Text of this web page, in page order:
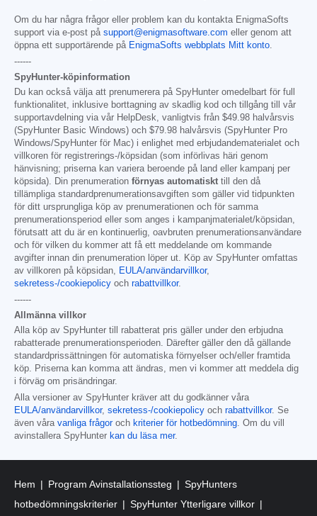
Om du har några frågor eller problem kan du kontakta EnigmaSofts
support via e-post på support@enigmasoftware.com eller genom att
öppna ett supportärende på EnigmaSofts webbplats Mitt konto.
------
SpyHunter-köpinformation
Du kan också välja att prenumerera på SpyHunter omedelbart för full
funktionalitet, inklusive borttagning av skadlig kod och tillgång till vår
supportavdelning via vår HelpDesk, vanligtvis från $49.98 halvårsvis
(SpyHunter Basic Windows) och $79.98 halvårsvis (SpyHunter Pro
Windows/SpyHunter för Mac) i enlighet med erbjudandematerialet och
villkoren för registrerings-/köpsidan (som införlivas häri genom
hänvisning; priserna kan variera beroende på land eller kampanj per
köpsida). Din prenumeration förnyas automatiskt till den då
tillämpliga standardprenumerationsavgiften som gäller vid tidpunkten
för ditt ursprungliga köp av prenumerationen och för samma
prenumerationsperiod eller som anges i kampanjmaterialet/köpsidan,
förutsatt att du är en kontinuerlig, oavbruten prenumerationsanvändare
och för vilken du kommer att få ett meddelande om kommande
avgifter innan din prenumeration löper ut. Köp av SpyHunter omfattas
av villkoren på köpsidan, EULA/användarvillkor,
sekretess-/cookiepolicy och rabattvillkor.
------
Allmänna villkor
Alla köp av SpyHunter till rabatterat pris gäller under den erbjudna
rabatterade prenumerationsperioden. Därefter gäller den då gällande
standardprissättningen för automatiska förnyelser och/eller framtida
köp. Priserna kan komma att ändras, men vi kommer att meddela dig
i förväg om prisändringar.
Alla versioner av SpyHunter kräver att du godkänner våra
EULA/användarvillkor, sekretess-/cookiepolicy och rabattvillkor. Se
även våra vanliga frågoroch kriterier för hotbedömning. Om du vill
avinstallera SpyHunter kan du läsa mer.
Hem Program Avinstallationssteg
SpyHunters
hotbedömningskriterier
SpyHunter Ytterligare villkor